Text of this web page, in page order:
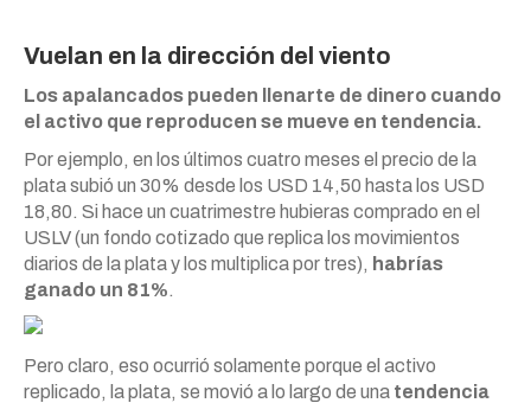
Vuelan en la dirección del viento
Los apalancados pueden llenarte de dinero cuando
el activo que reproducen se mueve en tendencia.
Por ejemplo, en los últimos cuatro meses el precio de la
plata subió un 30% desde los USD 14,50 hasta los USD
18,80. Si hace un cuatrimestre hubieras comprado en el
USLV (un fondo cotizado que replica los movimientos
diarios de la plata y los multiplica por tres), habrías
ganado un 81%.
Pero claro, eso ocurrió solamente porque el activo
replicado, la plata, se movió a lo largo de una tendencia